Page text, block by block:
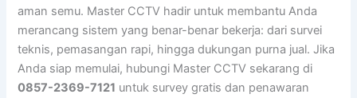
aman semu. Master CCTV hadir untuk membantu Anda
merancang sistem yang benar-benar bekerja: dari survei
teknis, pemasangan rapi, hingga dukungan purna jual. Jika
Anda siap memulai, hubungi Master CCTV sekarang di
0857-2369-7121 untuk survey gratis dan penawaran